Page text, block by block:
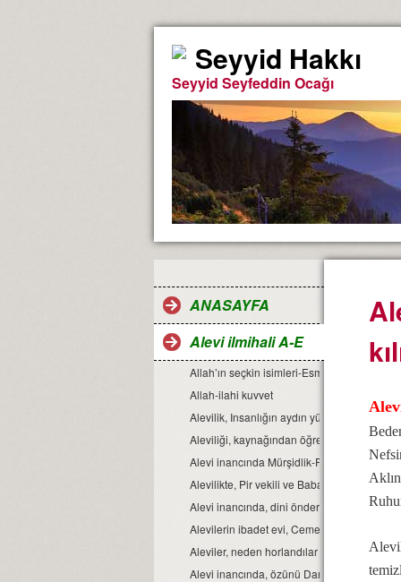
Seyyid Hakkı
Seyyid Seyfeddin Ocağı
ANASAYFA
Alevi ilmihali A-E
Allah’ın seçkin isimleri-Esma-ül Hüsna
Allah-ilahi kuvvet
Alevilik, Insanlığın aydın yüzüdür
Aleviliği, kaynağından öğrenelim.
Alevi inancında Mürşidlik-Pirlik ikrarı
Alevilikte, Pir vekili ve Babağanlık
Alevi inancında, dini önder Seyyidlerdir.
Alevilerin ibadet evi, Cemevidir...
Aleviler, neden horlandılar ve
Alevi inancında, özünü Dar’a çekmek ve